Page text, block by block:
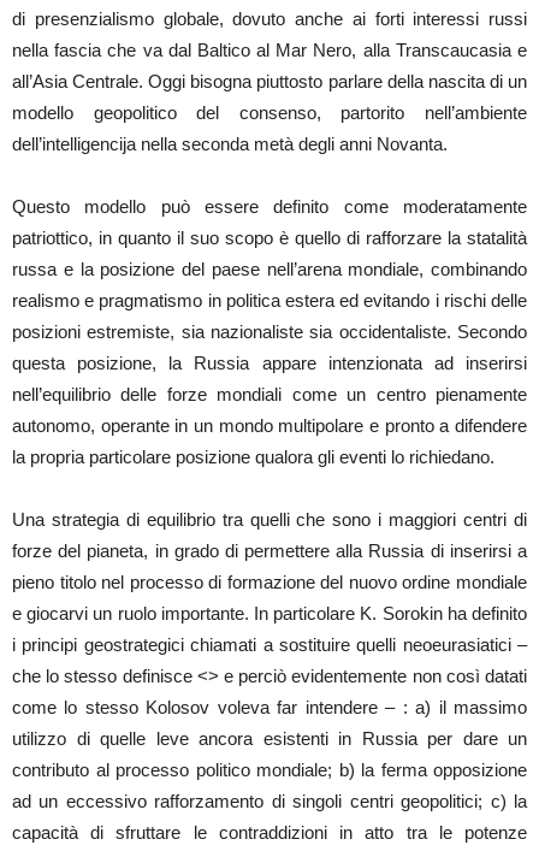
di presenzialismo globale, dovuto anche ai forti interessi russi
nella fascia che va dal Baltico al Mar Nero, alla Transcaucasia e
all’Asia Centrale. Oggi bisogna piuttosto parlare della nascita di un
modello geopolitico del consenso, partorito nell’ambiente
dell’intelligencija nella seconda metà degli anni Novanta.
Questo modello può essere definito come moderatamente
patriottico, in quanto il suo scopo è quello di rafforzare la statalità
russa e la posizione del paese nell’arena mondiale, combinando
realismo e pragmatismo in politica estera ed evitando i rischi delle
posizioni estremiste, sia nazionaliste sia occidentaliste. Secondo
questa posizione, la Russia appare intenzionata ad inserirsi
nell’equilibrio delle forze mondiali come un centro pienamente
autonomo, operante in un mondo multipolare e pronto a difendere
la propria particolare posizione qualora gli eventi lo richiedano.
Una strategia di equilibrio tra quelli che sono i maggiori centri di
forze del pianeta, in grado di permettere alla Russia di inserirsi a
pieno titolo nel processo di formazione del nuovo ordine mondiale
e giocarvi un ruolo importante. In particolare K. Sorokin ha definito
i principi geostrategici chiamati a sostituire quelli neoeurasiatici –
che lo stesso definisce <> e perciò evidentemente non così datati
come lo stesso Kolosov voleva far intendere – : a) il massimo
utilizzo di quelle leve ancora esistenti in Russia per dare un
contributo al processo politico mondiale; b) la ferma opposizione
ad un eccessivo rafforzamento di singoli centri geopolitici; c) la
capacità di sfruttare le contraddizioni in atto tra le potenze